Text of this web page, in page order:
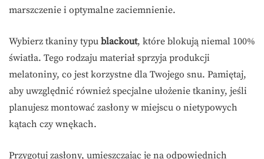
marszczenie i optymalne zaciemnienie.
Wybierz tkaniny typu blackout, które blokują niemal 100%
światła. Tego rodzaju materiał sprzyja produkcji
melatoniny, co jest korzystne dla Twojego snu. Pamiętaj,
aby uwzględnić również specjalne ułożenie tkaniny, jeśli
planujesz montować zasłony w miejscu o nietypowych
kątach czy wnękach.
Przygotuj zasłony, umieszczając je na odpowiednich